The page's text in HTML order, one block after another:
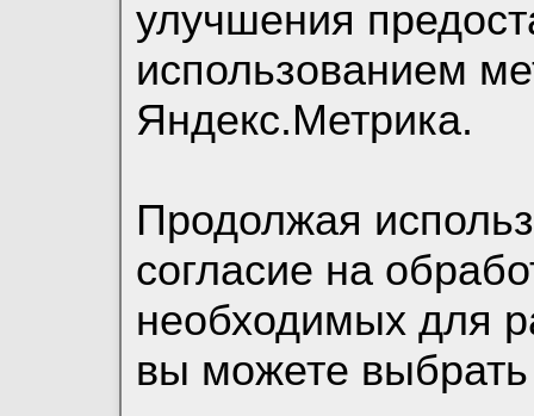
улучшения
использованием
Яндекс.Метрика.
Продолжая
согласие на
необходимых для
вы можете